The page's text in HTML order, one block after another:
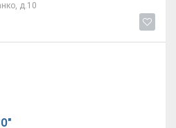
д.10